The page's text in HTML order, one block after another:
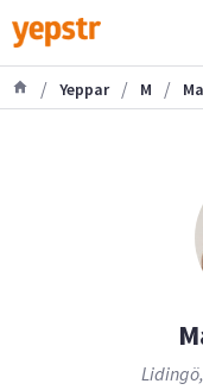
/ Yeppar / M /